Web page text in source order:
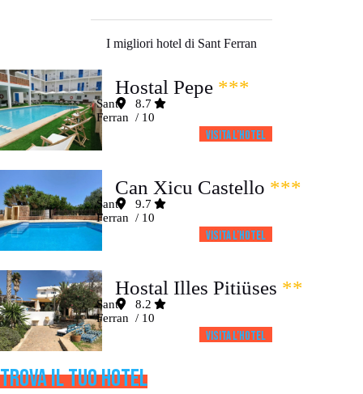
I migliori hotel di Sant Ferran
Hostal Pepe ***
Sant
Ferran
8.7
/ 10
Visita l’HOTEL
Can Xicu Castello ***
Sant
Ferran
9.7
/ 10
Visita l’HOTEL
Hostal Illes Pitiüses **
Sant
Ferran
8.2
/ 10
Visita l’HOTEL
TROVA IL TUO HOTEL